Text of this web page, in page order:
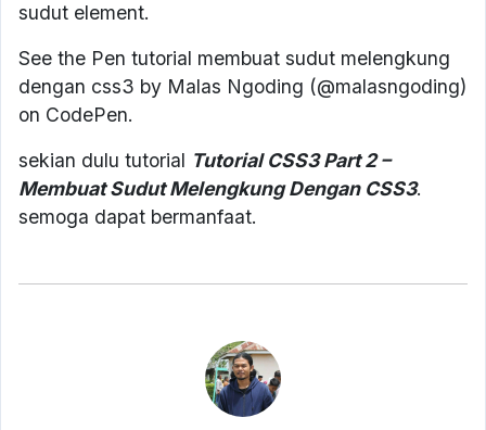
sudut element.
See the Pen tutorial membuat sudut melengkung
dengan css3 by Malas Ngoding (@malasngoding)
on CodePen.
sekian dulu tutorial Tutorial CSS3 Part 2 –
Membuat Sudut Melengkung Dengan CSS3.
semoga dapat bermanfaat.